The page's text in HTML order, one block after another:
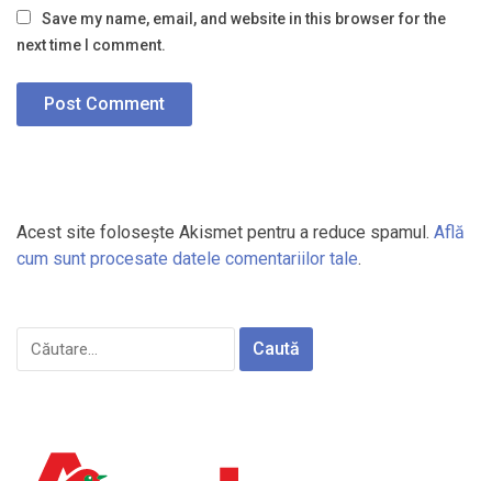
Save my name, email, and website in this browser for the
next time I comment.
Acest site folosește Akismet pentru a reduce spamul. Află
cum sunt procesate datele comentariilor tale.
Caută
după: